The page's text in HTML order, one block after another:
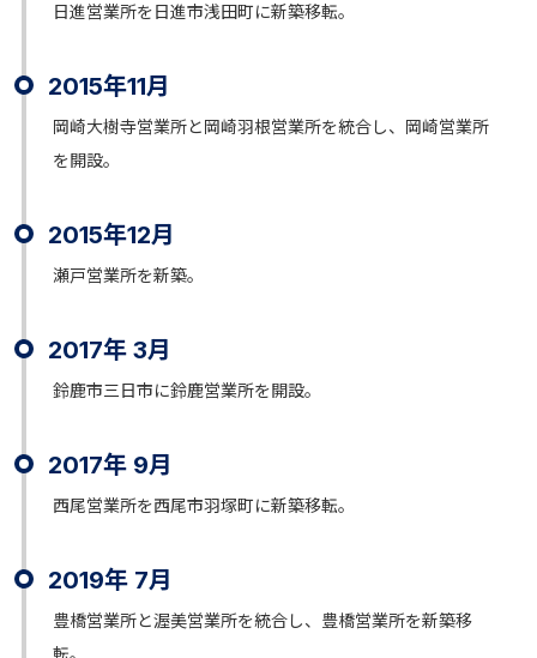
日進営業所を日進市浅田町に新築移転。
2015年11月
岡崎大樹寺営業所と岡崎羽根営業所を統合し、岡崎営業所
を開設。
2015年12月
瀬戸営業所を新築。
2017年 3月
鈴鹿市三日市に鈴鹿営業所を開設。
2017年 9月
西尾営業所を西尾市羽塚町に新築移転。
2019年 7月
豊橋営業所と渥美営業所を統合し、豊橋営業所を新築移